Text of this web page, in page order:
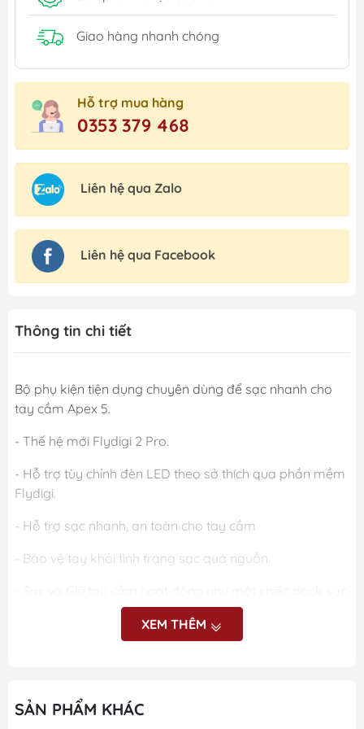
Giao hàng nhanh chóng
Hỗ trợ mua hàng
0353 379 468
Liên hệ qua Zalo
Liên hệ qua Facebook
Thông tin chi tiết
Bộ phụ kiện tiện dụng chuyên dùng để sạc nhanh cho
tay cầm Apex 5.
- Thế hệ mới Flydigi 2 Pro.
- Hỗ trợ tùy chỉnh đèn LED theo sở thích qua phần mềm
Flydigi.
- Hỗ trợ sạc nhanh, an toàn cho tay cầm
- Bảo vệ tay khỏi tình trạng sạc quá nguồn.
kiêm trang trí cho góc chơi game của bạn
- Hỗ trợ tự ngắt khi sạc đầy.
chắn không rung lắc.
XEM THÊM
SẢN PHẨM KHÁC